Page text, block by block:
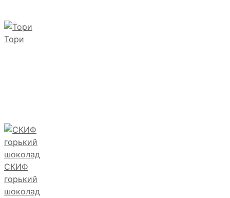
Тори
СКИФ
горький
шоколад